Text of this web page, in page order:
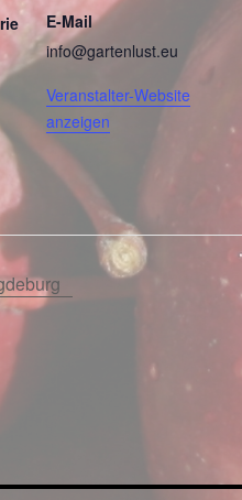
E-Mail
info@gartenlust.eu
Veranstalter-Website
anzeigen